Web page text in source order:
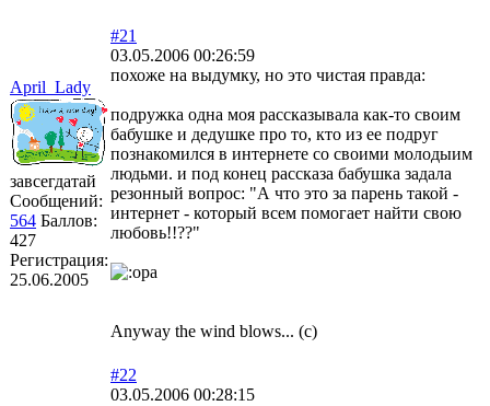
April_Lady
завсегдатай
Сообщений:
564 Баллов:
427
Регистрация:
25.06.2005
#21
03.05.2006 00:26:59
похоже на выдумку, но это чистая правда:
подружка одна моя рассказывала как-то своим
бабушке и дедушке про то, кто из ее подруг
познакомился в интернете со своими молодыим
людьми. и под конец рассказа бабушка задала
резонный вопрос: "А что это за парень такой -
интернет - который всем помогает найти свою
любовь!!??"
Anyway the wind blows... (с)
#22
03.05.2006 00:28:15